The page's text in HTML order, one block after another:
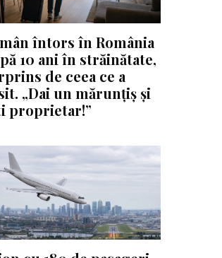
întors în România
10 ani în străinătate,
de ceea ce a
„Dai un mărunțiș și
proprietar!”